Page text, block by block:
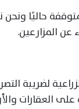
حاليًا ونحن
عن المزارعين.
لضريبة
على العقارات